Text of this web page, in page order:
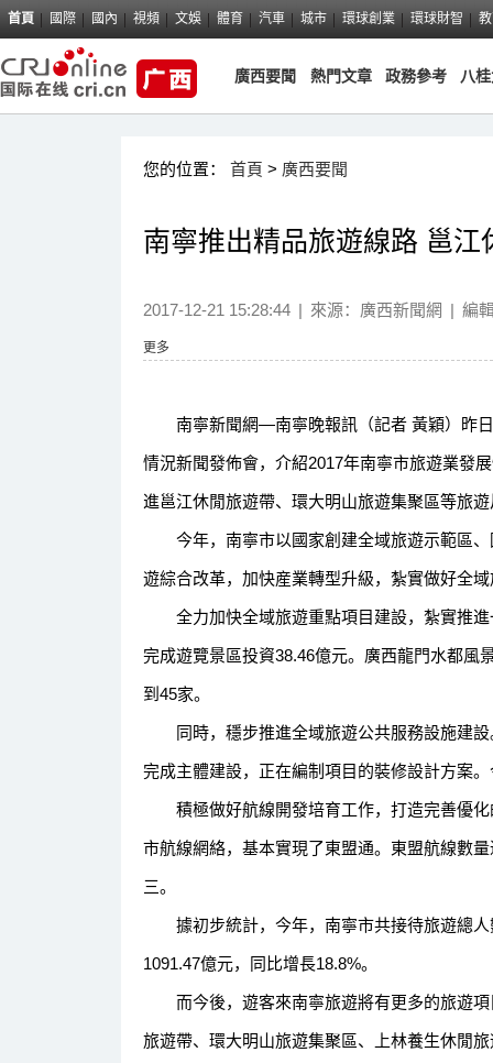
首頁 國際 國內 視頻 文娛 體育 汽車 城市 環球創業 環球財智
廣西要聞 熱門文章 政務參考 八
您的位置： 首頁 > 廣西要聞
南寧推出精品旅遊線路 邕
2017-12-21 15:28:44 | 來源： 廣西新聞網 | 編
更多
南寧新聞網—南寧晚報訊（記者 黃穎）昨日
情況新聞發佈會，介紹2017年南寧市旅遊業發
進邕江休閒旅遊帶、環大明山旅遊集聚區等旅
今年，南寧市以國家創建全域旅遊示範區、
遊綜合改革，加快産業轉型升級，紮實做好全
全力加快全域旅遊重點項目建設，紮實推進
完成遊覽景區投資38.46億元。廣西龍門水都風
到45家。
同時，穩步推進全域旅遊公共服務設施建設
完成主體建設，正在編制項目的裝修設計方案
積極做好航線開發培育工作，打造完善優化
市航線網絡，基本實現了東盟通。東盟航線數
三。
據初步統計，今年，南寧市共接待旅遊總人
1091.47億元，同比增長18.8%。
而今後，遊客來南寧旅遊將有更多的旅遊項
旅遊帶、環大明山旅遊集聚區、上林養生休閒